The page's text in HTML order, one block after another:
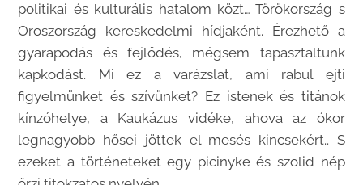
politikai és kulturális hatalom közt… Törökország s
Oroszország kereskedelmi hídjaként. Érezhető a
gyarapodás és fejlődés, mégsem tapasztaltunk
kapkodást. Mi ez a varázslat, ami rabul ejti
figyelmünket és szívünket? Ez istenek és titánok
kínzóhelye, a Kaukázus vidéke, ahova az ókor
legnagyobb hősei jöttek el mesés kincsekért.. S
ezeket a történeteket egy picinyke és szolid nép